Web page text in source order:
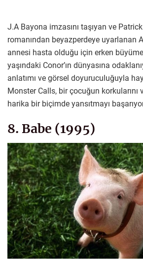
J.A Bayona imzasını taşıyan ve Patrick
romanından beyazperdeye uyarlanan
annesi hasta olduğu için erken
yaşındaki Conor’ın dünyasına
anlatımı ve görsel doyuruculuğuyla
Monster Calls, bir çocuğun korkularını
harika bir biçimde yansıtmayı
8. Babe (1995)